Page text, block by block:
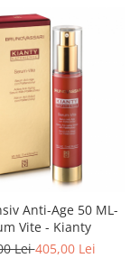
Anti-Age 50 ML-
Vite - Kianty
Lei405,00 Lei